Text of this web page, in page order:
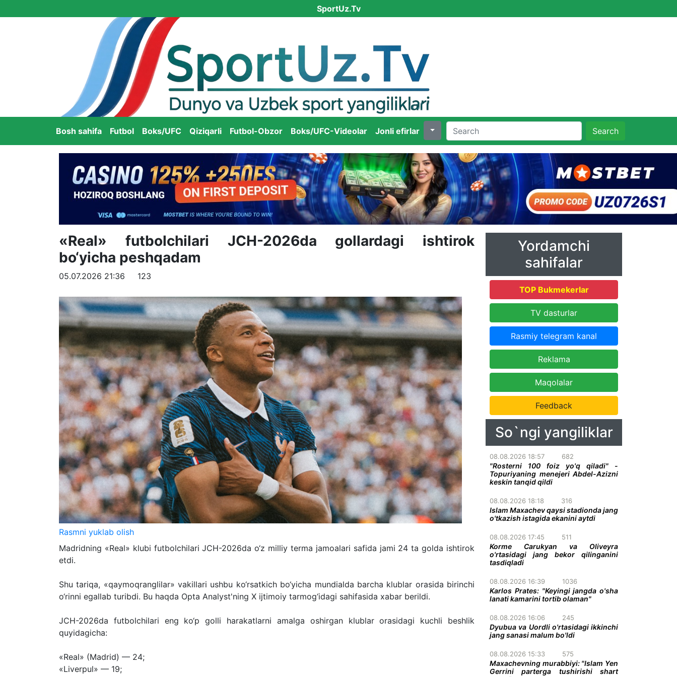
SportUz.Tv
Bosh sahifa Futbol Boks/UFC Qiziqarli Futbol-Obzor Boks/UFC-Videolar Jonli efirlar Search
«Real» futbolchilari JCH-2026da gollardagi ishtirok
bo‘yicha peshqadam
05.07.2026 21:36 123
Rasmni yuklab olish
Madridning «Real» klubi futbolchilari JCH-2026da o‘z milliy terma jamoalari safida jami 24 ta golda ishtirok
etdi.
Shu tariqa, «qaymoqranglilar» vakillari ushbu ko‘rsatkich bo‘yicha mundialda barcha klublar orasida birinchi
o‘rinni egallab turibdi. Bu haqda Opta Analyst'ning X ijtimoiy tarmog‘idagi sahifasida xabar berildi.
JCH-2026da futbolchilari eng ko‘p golli harakatlarni amalga oshirgan klublar orasidagi kuchli beshlik
quyidagicha:
«Real» (Madrid) — 24;
«Liverpul» — 19;
Yordamchi
sahifalar
TOP Bukmekerlar
TV dasturlar
Rasmiy telegram kanal
Reklama
Maqolalar
Feedback
So`ngi yangiliklar
08.08.2026 18:57 682
"Rosterni 100 foiz yo'q qiladi" -
Topuriyaning menejeri Abdel-Azizni
keskin tanqid qildi
08.08.2026 18:18 316
Islam Maxachev qaysi stadionda jang
o'tkazish istagida ekanini aytdi
08.08.2026 17:45 511
Korme Carukyan va Oliveyra
o'rtasidagi jang bekor qilinganini
tasdiqladi
08.08.2026 16:39 1036
Karlos Prates: "Keyingi jangda o'sha
lanati kamarini tortib olaman"
08.08.2026 16:06 245
Dyubua va Uordli o'rtasidagi ikkinchi
jang sanasi malum bo'ldi
08.08.2026 15:33 575
Maxachevning murabbiyi: "Islam Yen
Gerrini parterga tushirishi shart